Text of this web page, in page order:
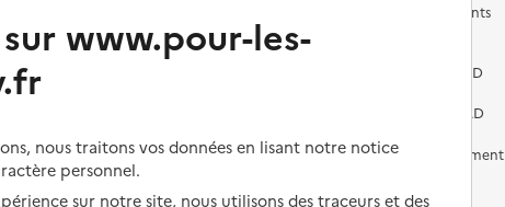
Vivre dans une résidence avec
Vivre en accueil familial
Autres solutions de logement
Les différents établissements
Préparer l'entrée en EHPAD
Aides financières en EHPAD
Prévention, accompagnement
www.pour-les-
nous traitons vos données en lisant notre notice
personnel.
sur notre site, nous utilisons des traceurs et des